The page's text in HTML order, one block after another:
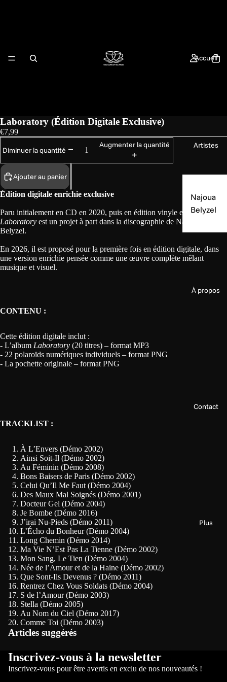
Accueil
Artistes
Najoua
Belyzel
À propos
Contact
Plus
Laboratory (Édition Digitale Exclusive)
€7,99
Diminuer la quantité
Augmenter la quantité
Ajouter au panier
Édition digitale enrichie exclusive
Paru initialement en CD en 2020, puis en édition vinyle en 2023,
Laboratory est un projet à part dans la discographie de Najoua
Belyzel.
En 2026, il est proposé pour la première fois en édition digitale, dans
une version enrichie pensée comme une œuvre complète mêlant
musique et visuel.
CONTENU :
Cette édition digitale inclut :
- L’album Laboratory (20 titres) – format MP3
- 22 polaroïds numériques individuels – format PNG
- La pochette originale – format PNG
TRACKLIST :
À L’Envers (Démo 2002)
Ainsi Soit-Il (Démo 2002)
Au Féminin (Démo 2008)
Bons Baisers de Paris (Démo 2002)
Celui Qu’Il Me Faut (Démo 2004)
Des Maux Mal Soignés (Démo 2001)
Docteur Gel (Démo 2004)
Je Bombe (Démo 2016)
J’irai Nu-Pieds (Démo 2011)
L’Écho du Bonheur (Démo 2004)
Long Chemin (Démo 2014)
Ma Vie N’Est Pas La Tienne (Démo 2002)
Mon Sang, Le Tien (Démo 2004)
Née de l’Amour et de la Haine (Démo 2002)
Que Sont-Ils Devenus ? (Démo 2011)
Rentrez Chez Vous Soldats (Démo 2004)
S de l’Amour (Démo 2003)
Stella (Démo 2005)
Au Nom du Ciel (Démo 2017)
Comme Toi (Démo 2003)
Articles suggérés
Inscrivez-vous à la newsletter
Inscrivez-vous pour être avertis en exclu de nos nouveautés !
Politique de confidentialité
Politique de remboursement
Politique d’expédition